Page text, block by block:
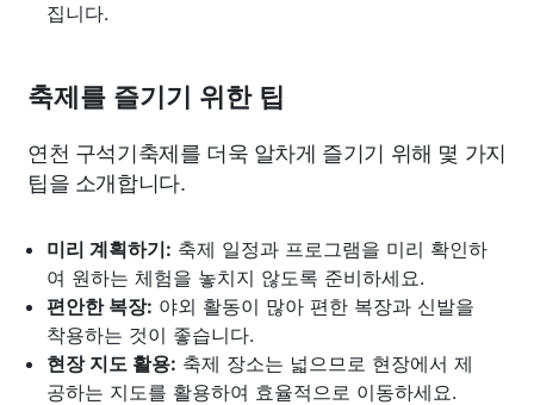
집니다.
축제를 즐기기 위한 팁
연천 구석기축제를 더욱 알차게 즐기기 위해 몇 가지
팁을 소개합니다.
미리 계획하기: 축제 일정과 프로그램을 미리 확인하
여 원하는 체험을 놓치지 않도록 준비하세요.
편안한 복장: 야외 활동이 많아 편한 복장과 신발을
착용하는 것이 좋습니다.
현장 지도 활용: 축제 장소는 넓으므로 현장에서 제
공하는 지도를 활용하여 효율적으로 이동하세요.